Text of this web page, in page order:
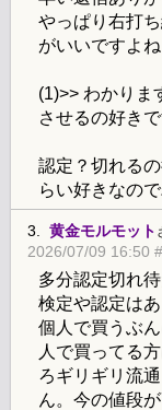
やっぱり右打
がいいですよね
(1)>> わかりま
させるの好き
認定？切れる
らい好きなの
3. 黄金モルモット
2026/07/09 16:50
多分認定切れ
検定や認定は
個人で買うぶ
人で買ってる
ろギリギリ流
ん。今の値段